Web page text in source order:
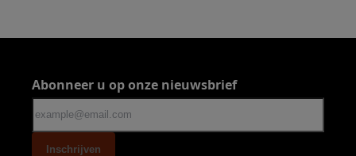
Abonneer u op onze nieuwsbrief
Inschrijven